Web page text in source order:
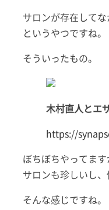
サロンが存在して
というやつですね。
そういったもの。
木村直人とエ
https://
ぼちぼちやってま
サロンも珍しいし
そんな感じですね。